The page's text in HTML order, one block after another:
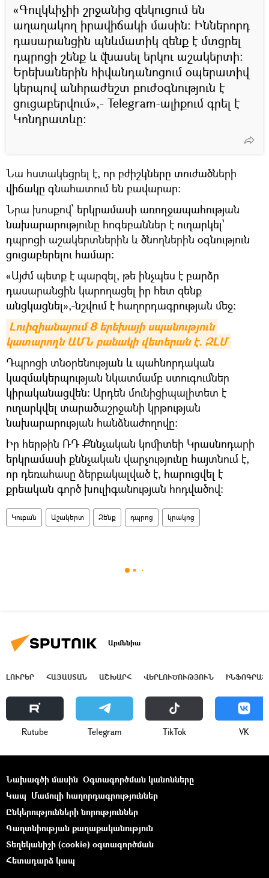
«Գուլկևիչիի շրջանից զեկուցում են
աղաղակող իրավիճակի մասին: Իններորդ
դասարանցին պնևմատիկ զենք է մտցրել
դպրոցի շենք և վնասել երկու աշակերտի:
Երեխաներին հիվանդանոցում օպերատիվ
կերպով անհրաժեշտ բուժօգնություն է
ցուցաբերվում»,- Telegram-ալիքում գրել է
Կոնդրատևը:
Նա հստակեցրել է, որ բժիշկները տուժածների
վիճակը գնահատում են բավարար:
Նրա խոսքով՝ երկրամասի առողջապահության
նախարարությունը հոգեբաններ է ուղարկել՝
դպրոցի աշակերտներին և ծնողներին օգնություն
ցուցաբերելու համար:
«Այժմ պետք է պարզել, թե ինչպես է բարձր
դասարանցին կարողացել իր հետ զենք
անցկացնել»,-նշվում է հաղորդագրության մեջ:
Լուիզիանայում 8 երեխայի սպանություն
կատարողն ԱՄՆ բանակի վետերան է. ԶԼՄ
Դպրոցի տնօրենության և պահնորդական
կազմակերպության նկատմամբ ստուգումներ
կիրականացվեն: Արդեն մունիցիպալիտետ է
ուղարկվել տարածաշրջանի կրթության
նախարարության հանձնաժողովը:
Իր հերթին ՌԴ Քննչական կոմիտեի Կրասնոդարի
երկրամասի քննչական վարչությունը հայտնում է,
որ դեռահասը ձերբակալված է, հարուցվել է
քրեական գործ խուլիգանության հոդվածով:
Կուբան Աշակերտ Զենք դպրոց կրակոց
Արմենիա
ԼՈՒՐԵՐ ՀԱՅԱՍՏԱՆ ԱՇԽԱՐՀ ՎԵՐԼՈՒԾՈՒԹՅՈՒՆ
Rutube Telegram ТikТоk VK
Նախագծի մասին Օգտագործման կանոնները
Կապ Մամուլի հաղորդագրություններ
Ընկերությունների նորություններ
Գաղտնիության քաղաքականություն
Տեղեկանիշի (cookie) օգտագործման
Հետադարձ կապ